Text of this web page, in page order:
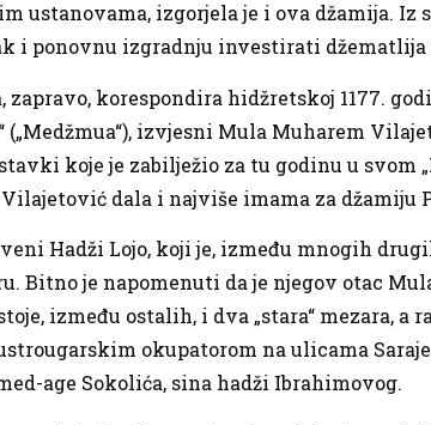
ustanovama, izgorjela je i ova džamija.
i ponovnu izgradnju investirati
zapravo, korespondira hidžretskoj 1177.
izvjesni Mula Muharem
koje je zabilježio za tu godinu u svom
dala i najviše imama za džamiju
Hadži Lojo, koji je, između mnogih
Bitno je napomenuti da je njegov otac
između ostalih, i dva „stara“ mezara,
okupatorom na ulicama
age Sokolića, sina hadži Ibrahimovog.